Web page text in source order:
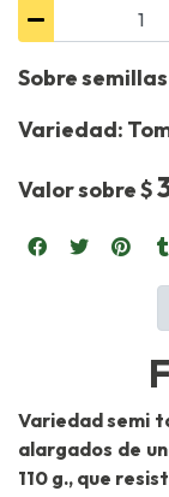
Sobre
Variedad:
Valor sobre $
Variedad semi
alargados de
110 g., que